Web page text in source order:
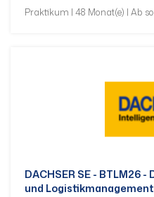
Praktikum | 48 Monat(e) | Ab
DACHSER SE - BTLM26
und